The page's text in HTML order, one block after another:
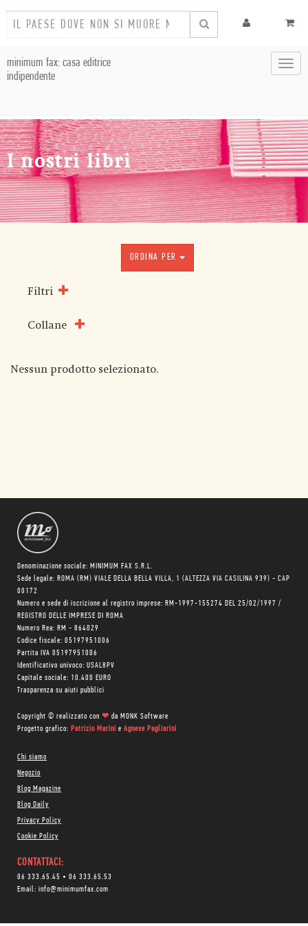
minimum fax: casa editrice
indipendente
I nostri libri
ORDINA PER
Filtri
Collane
Nessun prodotto selezionato.
Denominazione sociale: MINIMUM FAX S.R.L.
Sede legale: ROMA (RM) VIALE DELLA BELLA VILLA, 1 (ALTEZZA VIA CASILINA 939) - CAP
00172
Numero e sede di iscrizione al registro imprese: RM-1997-155274 DEL 25/02/1997 /
REGISTRO DELLE IMPRESE DI ROMA
Numero Rea: RM - 864029
Codice fiscale: 05197951006
Partita IVA 05197951006
Identificativo univoco: USAL8PV
Capitale sociale: 10.400 EURO
Trasparenza su aiuti pubblici
Copyright © realizzato con ❤ da MONK Software
Progetto grafico: Patrizio Marini e Agnese Pagliarini
Chi siamo
Negozio
Blog Magazine
Blog Daily
Privacy Policy
Cookie Policy
CONTATTACI:
06 333.65.45 • 06 333.65.53
Email: info@minimumfax.com